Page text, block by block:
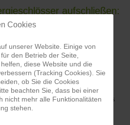
aufschließen:
der Knie halten.
Schloss 1. Mit der rechten
Schloss 2 am rechten oberen
genau umgekehrt: Die rechte
1 und die linke Hand auf das
Cookies
unserer Website. Einige von
den Betrieb der Seite,
diese Website und die
(Tracking Cookies). Sie
ob Sie die Cookies
beachten Sie, dass bei einer
nicht mehr alle Funktionalitäten
stehen.